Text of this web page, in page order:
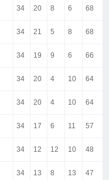
34 20 8 6 68
34 21 5 8 68
34 19 9 6 66
34 20 4 10 64
34 20 4 10 64
34 17 6 11 57
34 12 12 10 48
34 13 8 13 47